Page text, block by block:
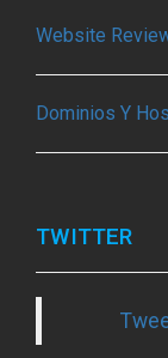
Website
Dominios Y
TWITTER